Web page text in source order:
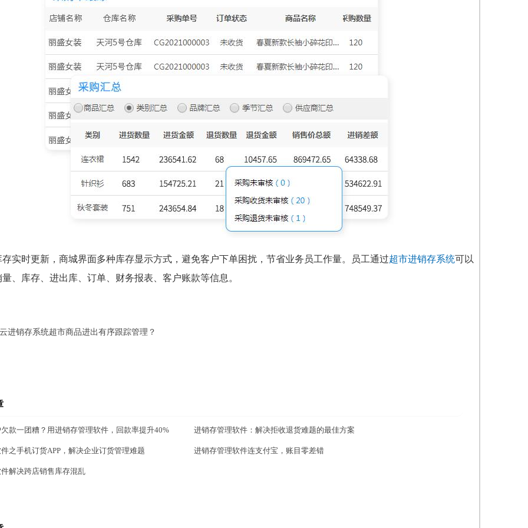
存实时更新，商城界面多种库存显示方式，避免客户下单困扰，节省业务员工作量。员工通过超市进销存系统可以
、库存、进出库、订单、财务报表、客户账款等信息。
云进销存系统超市商品进出有序跟踪管理？
款一团糟？用进销存管理软件，回款率提升40% 进销存管理软件：解决拒收退货难题的最佳方案
之手机订货APP，解决企业订货管理难题 进销存管理软件连支付宝，账目零差错
解决跨店销售库存混乱